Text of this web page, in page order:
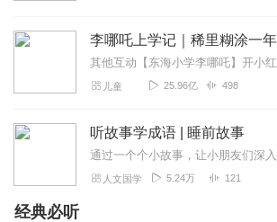
儿童 25.96亿 498
听故事学成语 | 睡前故事
人文国学 5.24万 121
经典必听